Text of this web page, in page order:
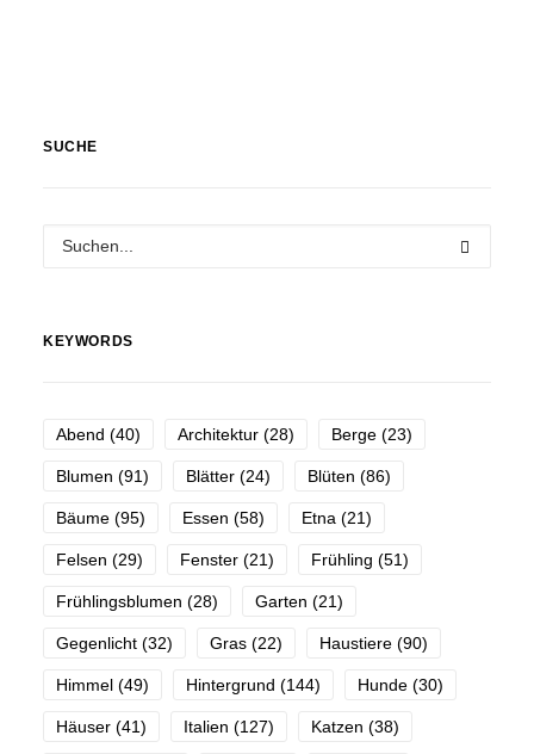
SUCHE
KEYWORDS
Abend (40) Architektur (28) Berge (23)
Blumen (91) Blätter (24) Blüten (86)
Bäume (95) Essen (58) Etna (21)
Felsen (29) Fenster (21) Frühling (51)
Frühlingsblumen (28) Garten (21)
Gegenlicht (32) Gras (22) Haustiere (90)
Himmel (49) Hintergrund (144) Hunde (30)
Häuser (41) Italien (127) Katzen (38)